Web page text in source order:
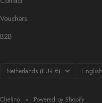
Vouchers
B2B
Country/region
Netherlands (EUR €) Language
English
Chefino Powered by Shopify